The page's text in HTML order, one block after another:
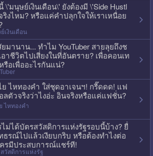
\'มนุษย์เงินเดือน\' ยังต้องมี \'Side Hustl
ริงไหม? หรือแค่คำปลุกใจให้เราเหนื่อย
เงินเดือน
ยมานาน... ทำไม YouTuber สายลุยถึงช
อาชีวิตไปเสี่ยงในที่อันตราย? เพื่อคอนเท
รือเพื่ออะไรกันแน่?
ย ไหทองคำ ใส่ชุดอาเจนฯ! กรี๊ดดด! แฟ
ลตัวจริงว่าไงอ่ะ อินจริงหรือแค่แฟชั่น?
ไหทองคำ
ไม่ได้บัตรสวัสดิการแห่งรัฐรอบนี้บ้าง? ยื่
ธรณ์ไปแล้วเงียบกริบ หรือต้องทำไงต่อ
รมีประสบการณ์แชร์ที!
วัสดิการแห่งรัฐ